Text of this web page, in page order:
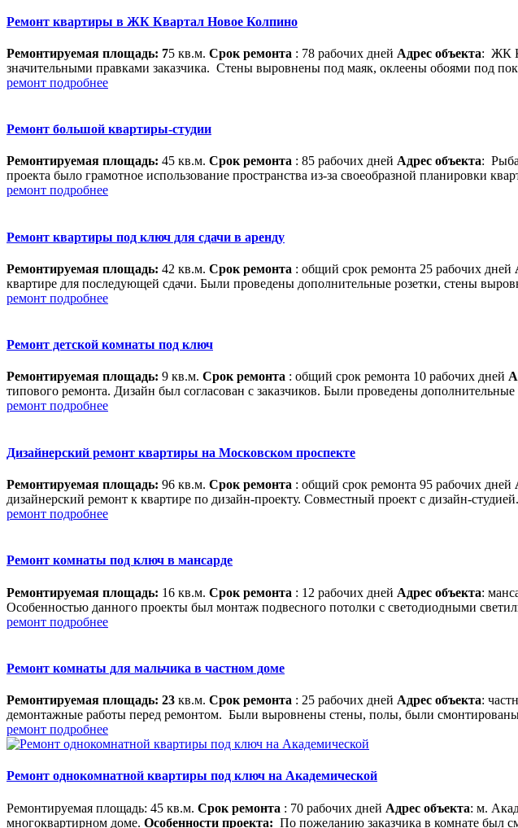
Ремонт квартиры в ЖК Квартал Новое Колпино
Ремонтируемая площадь: 75 кв.м. Срок ремонта : 78 рабочих дней Адрес объекта: ЖК
значительными правками заказчика. Стены выровнены под маяк, оклеены обоями под
ремонт подробнее
Ремонт большой квартиры-студии
Ремонтируемая площадь: 45 кв.м. Срок ремонта : 85 рабочих дней Адрес объекта:
проекта было грамотное использование пространства из-за своеобразной планировки
ремонт подробнее
Ремонт квартиры под ключ для сдачи в аренду
Ремонтируемая площадь: 42 кв.м. Срок ремонта : общий срок ремонта 25 рабочих дней
квартире для последующей сдачи. Были проведены дополнительные розетки, стены
ремонт подробнее
Ремонт детской комнаты под ключ
Ремонтируемая площадь: 9 кв.м. Срок ремонта : общий срок ремонта 10 рабочих дней
типового ремонта. Дизайн был согласован с заказчиков. Были проведены
ремонт подробнее
Дизайнерский ремонт квартиры на Московском проспекте
Ремонтируемая площадь: 96 кв.м. Срок ремонта : общий срок ремонта 95 рабочих дней
дизайнерский ремонт к квартире по дизайн-проекту. Совместный проект с дизайн-
ремонт подробнее
Ремонт комнаты под ключ в мансарде
Ремонтируемая площадь: 16 кв.м. Срок ремонта : 12 рабочих дней Адрес объекта:
Особенностью данного проекты был монтаж подвесного потолки с светодиодными
ремонт подробнее
Ремонт комнаты для мальчика в частном доме
Ремонтируемая площадь: 23 кв.м. Срок ремонта : 25 рабочих дней Адрес объекта:
демонтажные работы перед ремонтом. Были выровнены стены, полы, были
ремонт подробнее
Ремонт однокомнатной квартиры под ключ на Академической
Ремонтируемая площадь: 45 кв.м. Срок ремонта : 70 рабочих дней Адрес объекта: м.
многоквартирном доме. Особенности проекта: По пожеланию заказчика в комнате был